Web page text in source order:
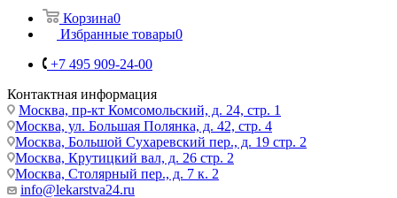
Корзина0
Избранные товары0
+7 495 909-24-00
Контактная информация
Москва, пр-кт Комсомольский, д. 24, стр. 1
Москва, ул. Большая Полянка, д. 42, стр. 4
Москва, Большой Сухаревский пер., д. 19 стр. 2
Москва, Крутицкий вал, д. 26 стр. 2
Москва, Столярный пер., д. 7 к. 2
info@lekarstva24.ru